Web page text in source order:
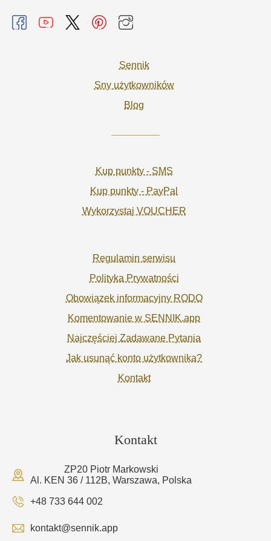
Sennik
Sny użytkowników
Blog
Kup punkty - SMS
Kup punkty - PayPal
Wykorzystaj VOUCHER
Regulamin serwisu
Polityka Prywatności
Obowiązek informacyjny RODO
Komentowanie w SENNIK.app
Najczęściej Zadawane Pytania
Jak usunąć konto użytkownika?
Kontakt
Kontakt
ZP20 Piotr Markowski
Al. KEN 36 / 112B, Warszawa, Polska
+48 733 644 002
kontakt@sennik.app